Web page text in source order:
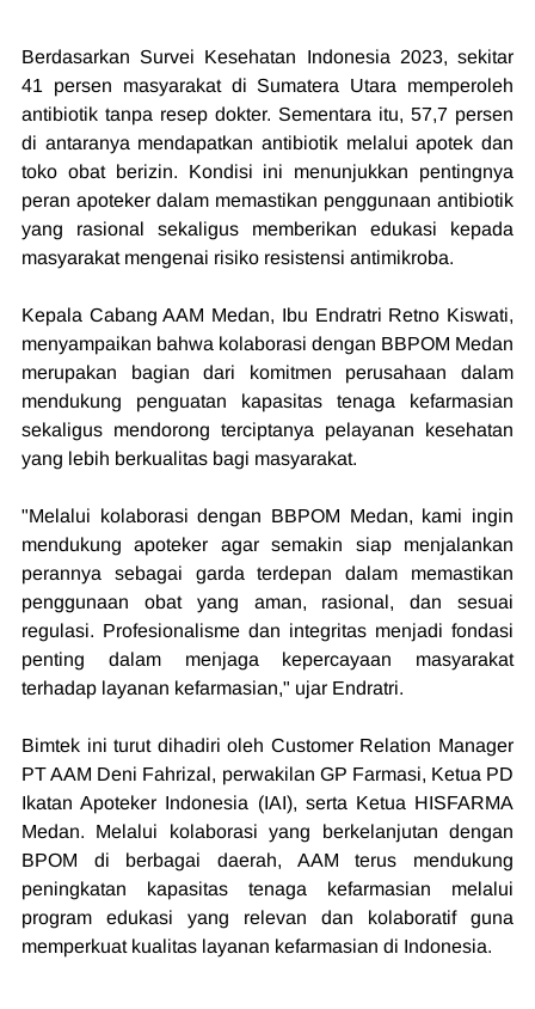
Berdasarkan Survei Kesehatan Indonesia 2023, sekitar
41 persen masyarakat di Sumatera Utara memperoleh
antibiotik tanpa resep dokter. Sementara itu, 57,7 persen
di antaranya mendapatkan antibiotik melalui apotek dan
toko obat berizin. Kondisi ini menunjukkan pentingnya
peran apoteker dalam memastikan penggunaan antibiotik
yang rasional sekaligus memberikan edukasi kepada
masyarakat mengenai risiko resistensi antimikroba.
Kepala Cabang AAM Medan, Ibu Endratri Retno Kiswati,
menyampaikan bahwa kolaborasi dengan BBPOM Medan
merupakan bagian dari komitmen perusahaan dalam
mendukung penguatan kapasitas tenaga kefarmasian
sekaligus mendorong terciptanya pelayanan kesehatan
yang lebih berkualitas bagi masyarakat.
"Melalui kolaborasi dengan BBPOM Medan, kami ingin
mendukung apoteker agar semakin siap menjalankan
perannya sebagai garda terdepan dalam memastikan
penggunaan obat yang aman, rasional, dan sesuai
regulasi. Profesionalisme dan integritas menjadi fondasi
penting dalam menjaga kepercayaan masyarakat
terhadap layanan kefarmasian," ujar Endratri.
Bimtek ini turut dihadiri oleh Customer Relation Manager
PT AAM Deni Fahrizal, perwakilan GP Farmasi, Ketua PD
Ikatan Apoteker Indonesia (IAI), serta Ketua HISFARMA
Medan. Melalui kolaborasi yang berkelanjutan dengan
BPOM di berbagai daerah, AAM terus mendukung
peningkatan kapasitas tenaga kefarmasian melalui
program edukasi yang relevan dan kolaboratif guna
memperkuat kualitas layanan kefarmasian di Indonesia.